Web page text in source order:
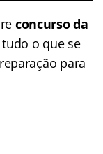
concurso da
o que se
para